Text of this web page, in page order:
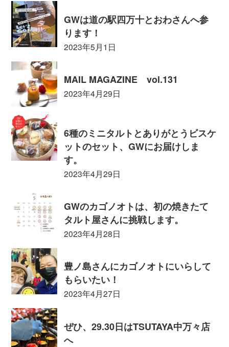
GWは道の駅四万十とおわさんへ参
ります！
2023年5月1日
MAIL MAGAZINE vol.131
2023年4月29日
6種のミニタルトとありがとうビスケ
ットのセット、GWにお届けしま
す。
2023年4月29日
GWのカゴノオトは、初の焼きたて
タルト屋さんに挑戦します。
2023年4月28日
豊ノ島さんにカゴノオトにいらして
もらいたい！
2023年4月27日
ぜひ、29.30日はTSUTAYA中万々店
へ